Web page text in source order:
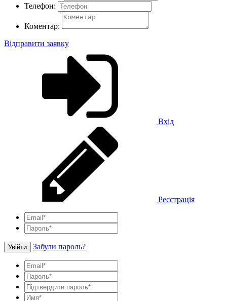
Телефон:
Коментар:
Відправити заявку
Вхід
Реєстрація
Увійти Забули пароль?